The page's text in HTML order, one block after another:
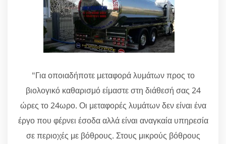
"Για οποιαδήποτε μεταφορά λυμάτων προς το
βιολογικό καθαρισμό είμαστε στη διάθεσή σας 24
ώρες το 24ωρο. Οι μεταφορές λυμάτων δεν είναι ένα
έργο που φέρνει έσοδα αλλά είναι αναγκαία υπηρεσία
σε περιοχές με βόθρους. Στους μικρούς βόθρους